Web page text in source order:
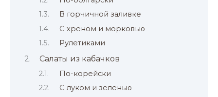
В горчичной заливке
С хреном и морковью
Рулетиками
Салаты из кабачков
По-корейски
С луком и зеленью